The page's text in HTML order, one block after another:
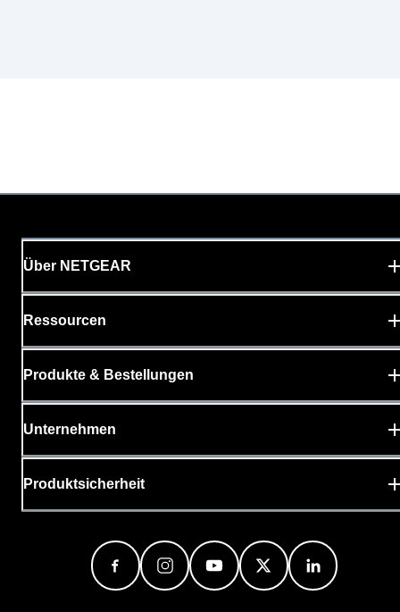
Über NETGEAR
Ressourcen
Produkte & Bestellungen
Unternehmen
Produktsicherheit